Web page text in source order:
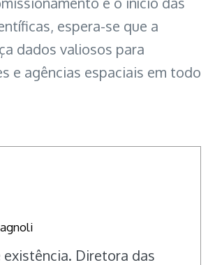
espera-se que a
dados valiosos para
e agências espaciais em todo
existência. Diretora das